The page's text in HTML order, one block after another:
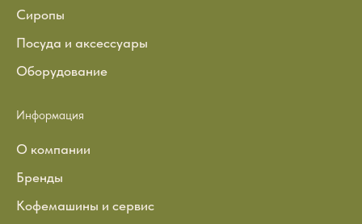
Информация
О компании
Бренды
Кофемашины и сервис
Сиропы
Посуда и аксессуары
Оборудование